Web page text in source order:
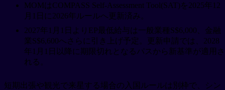
MOMはCOMPASS Self-Assessment Tool(SAT)を2025年12
月1日に2026年ルールへ更新済み。
2027年1月1日よりEP最低給与は一般業種S$6,000、金融
業S$6,600へさらに引き上げ予定。更新申請では、2028
年1月1日以降に期限切れとなるパスから新基準が適用さ
れる。
短期出張や観光で来星する場合の入国ルールは別枠で、シン